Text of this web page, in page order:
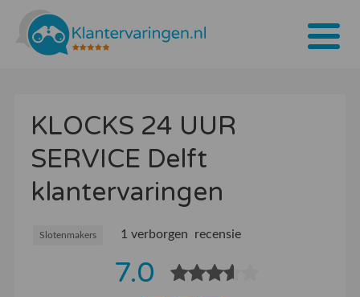
Tarieven
Bedrijven
Over ons
Blogs
KLOCKS 24 UUR
SERVICE Delft
klantervaringen
Slotenmakers 1 verborgen recensie
7.0